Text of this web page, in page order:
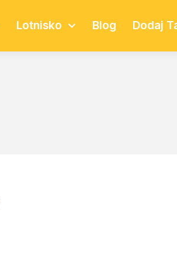
Lotnisko Blog Dodaj